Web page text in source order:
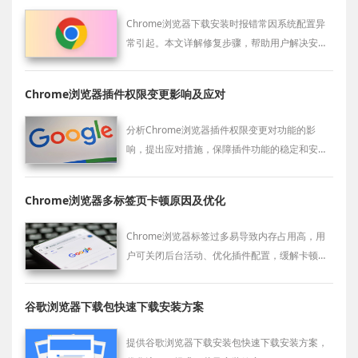
Chrome浏览器下载安装时报错常因系统配置异
常引起。本文详解修复步骤，帮助用户解决安装
Chrome浏览器插件权限变更影响及应对
分析Chrome浏览器插件权限变更对功能的影
响，提出应对措施，保障插件功能的稳定和安
Chrome浏览器多标签页卡顿原因及优化
Chrome浏览器标签过多易导致内存占用高，用
户可关闭后台活动、优化插件配置，缓解卡顿现
谷歌浏览器下载包快速下载安装方案
提供谷歌浏览器下载安装包快速下载安装方案，